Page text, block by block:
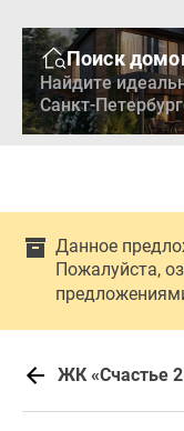
Поиск
Найдите
Санкт-
Данное
Пожалуйста,
ЖК «Счастье